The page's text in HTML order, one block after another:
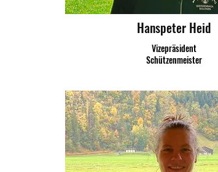
Hanspeter Heid
Vizepräsident
Schützenmeister